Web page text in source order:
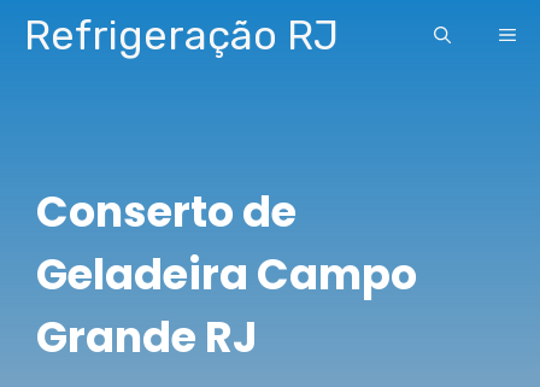
Pular
paraRefrigeração RJ
Conserto de
Geladeira Campo
Grande RJ